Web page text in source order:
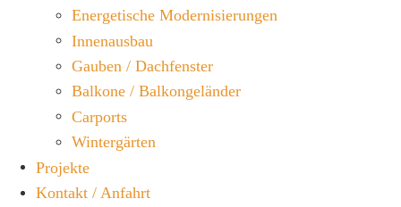
Energetische Modernisierungen
Innenausbau
Gauben / Dachfenster
Balkone / Balkongeländer
Carports
Wintergärten
Projekte
Kontakt / Anfahrt